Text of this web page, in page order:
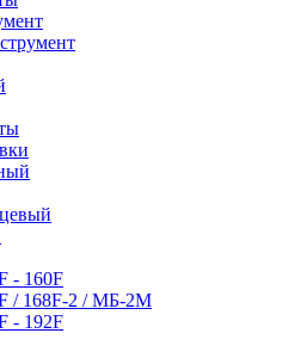
- 160F
/ 168F-2 / МБ-2М
- 192F